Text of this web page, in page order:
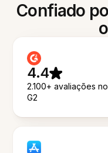
Confiado
4.4
2.100+ avaliações no
G2